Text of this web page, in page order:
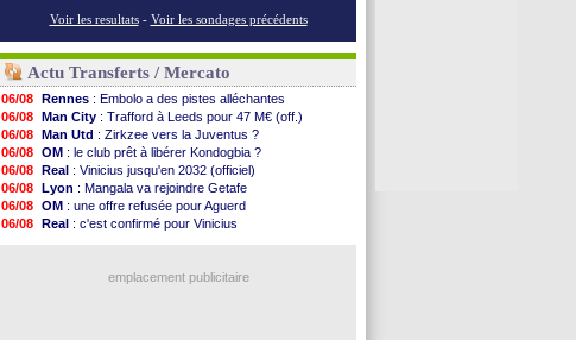
Voir les resultats - Voir les sondages précédents
Actu Transferts / Mercato
06/08 Rennes : Embolo a des pistes alléchantes
06/08 Man City : Trafford à Leeds pour 47 M€ (off.)
06/08 Man Utd : Zirkzee vers la Juventus ?
06/08 OM : le club prêt à libérer Kondogbia ?
06/08 Real : Vinicius jusqu'en 2032 (officiel)
06/08 Lyon : Mangala va rejoindre Getafe
06/08 OM : une offre refusée pour Aguerd
06/08 Real : c'est confirmé pour Vinicius
: une offre pour Bulka
emplacement publicitaire